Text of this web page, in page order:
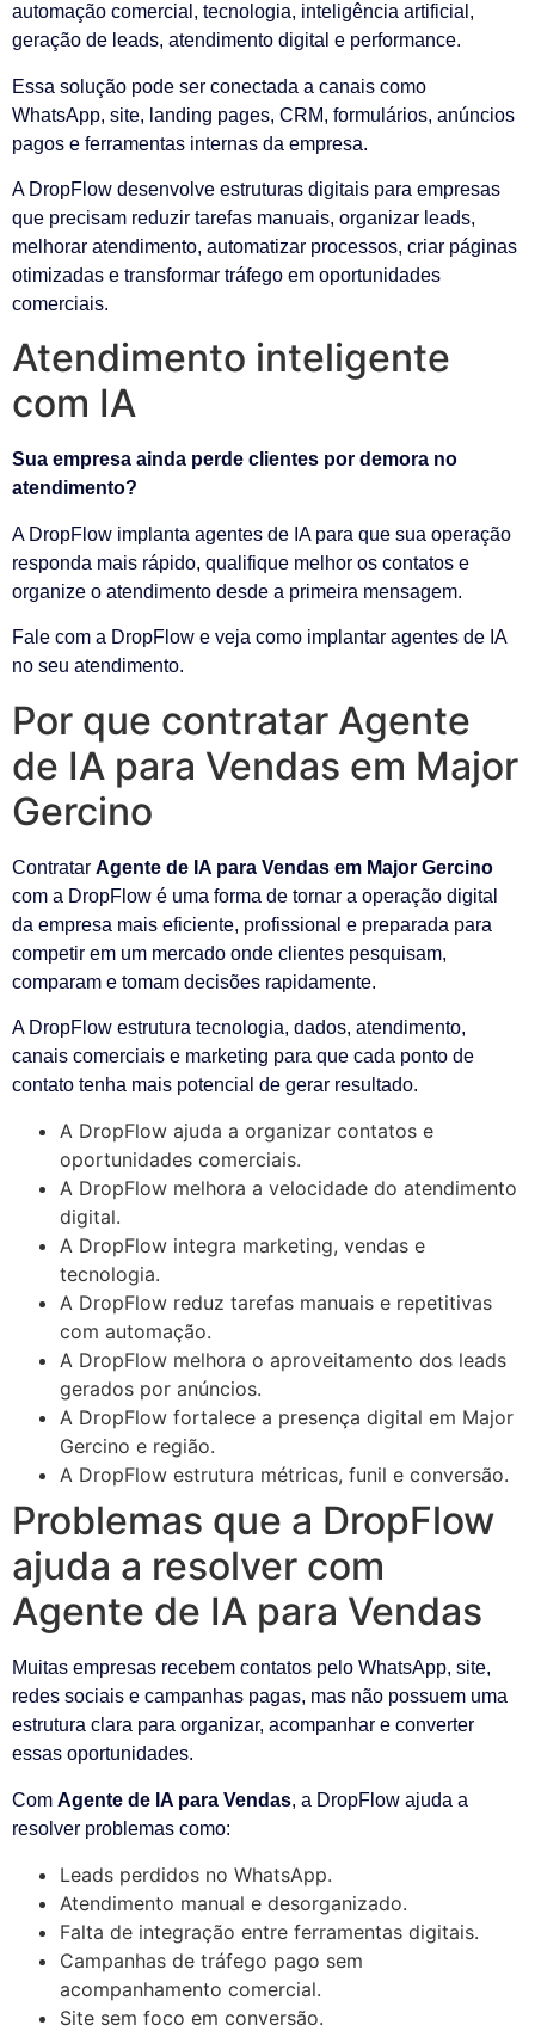
automação comercial, tecnologia, inteligência artificial,
geração de leads, atendimento digital e performance.
Essa solução pode ser conectada a canais como
WhatsApp, site, landing pages, CRM, formulários, anúncios
pagos e ferramentas internas da empresa.
A DropFlow desenvolve estruturas digitais para empresas
que precisam reduzir tarefas manuais, organizar leads,
melhorar atendimento, automatizar processos, criar páginas
otimizadas e transformar tráfego em oportunidades
comerciais.
Atendimento inteligente
com IA
Sua empresa ainda perde clientes por demora no
atendimento?
A DropFlow implanta agentes de IA para que sua operação
responda mais rápido, qualifique melhor os contatos e
organize o atendimento desde a primeira mensagem.
Fale com a DropFlow e veja como implantar agentes de IA
no seu atendimento.
Por que contratar Agente
de IA para Vendas em Major
Gercino
Contratar Agente de IA para Vendas em Major Gercino
com a DropFlow é uma forma de tornar a operação digital
da empresa mais eficiente, profissional e preparada para
competir em um mercado onde clientes pesquisam,
comparam e tomam decisões rapidamente.
A DropFlow estrutura tecnologia, dados, atendimento,
canais comerciais e marketing para que cada ponto de
contato tenha mais potencial de gerar resultado.
A DropFlow ajuda a organizar contatos e
oportunidades comerciais.
A DropFlow melhora a velocidade do atendimento
digital.
A DropFlow integra marketing, vendas e
tecnologia.
A DropFlow reduz tarefas manuais e repetitivas
com automação.
A DropFlow melhora o aproveitamento dos leads
gerados por anúncios.
A DropFlow fortalece a presença digital em Major
Gercino e região.
A DropFlow estrutura métricas, funil e conversão.
Problemas que a DropFlow
ajuda a resolver com
Agente de IA para Vendas
Muitas empresas recebem contatos pelo WhatsApp, site,
redes sociais e campanhas pagas, mas não possuem uma
estrutura clara para organizar, acompanhar e converter
essas oportunidades.
Com Agente de IA para Vendas, a DropFlow ajuda a
resolver problemas como:
Leads perdidos no WhatsApp.
Atendimento manual e desorganizado.
Falta de integração entre ferramentas digitais.
Campanhas de tráfego pago sem
acompanhamento comercial.
Site sem foco em conversão.